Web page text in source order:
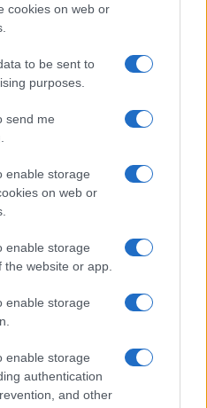
cookies on web or
to be sent to
purposes.
send me
enable storage
on web or
enable storage
website or app.
enable storage
enable storage
authentication
and other
του πρέπει να έχει
οθωμανική γεωγραφία,